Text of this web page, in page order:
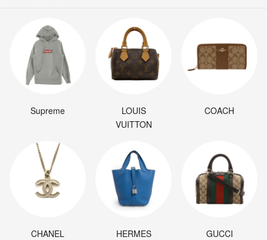
Supreme
LOUIS
VUITTON
COACH
CHANEL HERMES GUCCI